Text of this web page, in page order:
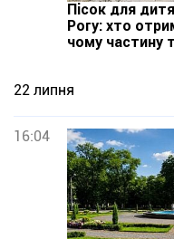
Пісок для
Рогу: хто
чому частину
22 липня
16:04